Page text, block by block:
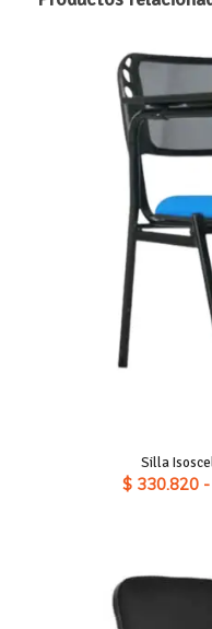
Silla
$ 330.820 -